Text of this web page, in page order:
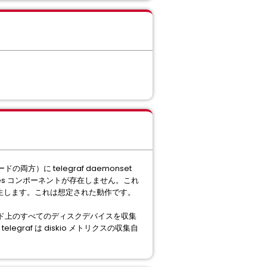
ードの両方）に telegraf daemonset
ンポーネントが存在しません。これ
ます。これは想定された動作です。
すべてのディスクデバイスを収集
は diskio メトリクスの収集自